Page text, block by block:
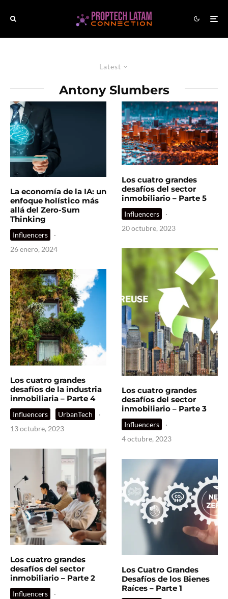
Latest
Antony Slumbers
La economía de la IA: un
enfoque holístico más
allá del Zero-Sum
Thinking
Influencers
·
26 enero, 2024
Los cuatro grandes
desafíos de la industria
inmobiliaria – Parte 4
Influencers UrbanTech
·
13 octubre, 2023
Los cuatro grandes
desafíos del sector
inmobiliario – Parte 2
Influencers
·
Los cuatro grandes
desafíos del sector
inmobiliario – Parte 5
Influencers
·
20 octubre, 2023
Los cuatro grandes
desafíos del sector
inmobiliario – Parte 3
Influencers
·
4 octubre, 2023
Los Cuatro Grandes
Desafíos de los Bienes
Raíces – Parte 1